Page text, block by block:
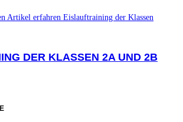
DER KLASSEN 2A UND 2B